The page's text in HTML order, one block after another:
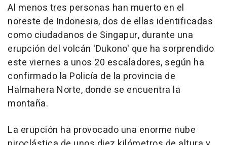
Al menos tres personas han muerto en el
noreste de Indonesia, dos de ellas identificadas
como ciudadanos de Singapur, durante una
erupción del volcán 'Dukono' que ha sorprendido
este viernes a unos 20 escaladores, según ha
confirmado la Policía de la provincia de
Halmahera Norte, donde se encuentra la
montaña.
La erupción ha provocado una enorme nube